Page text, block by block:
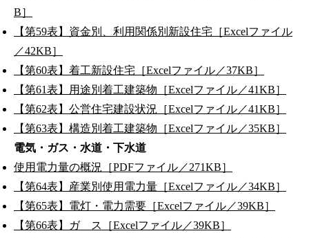
B］
【第59表】資金別、利用関係別新設住宅［Excelファイル
／42KB］
【第60表】着工新設住宅［Excelファイル／37KB］
【第61表】用途別着工建築物［Excelファイル／41KB］
【第62表】公営住宅建設状況［Excelファイル／41KB］
【第63表】構造別着工建築物［Excelファイル／35KB］
電気・ガス・水道・下水道
使用電力量の概況［PDFファイル／271KB］
【第64表】産業別使用電力量［Excelファイル／34KB］
【第65表】電灯・電力需要［Excelファイル／39KB］
【第66表】ガ ス［Excelファイル／39KB］